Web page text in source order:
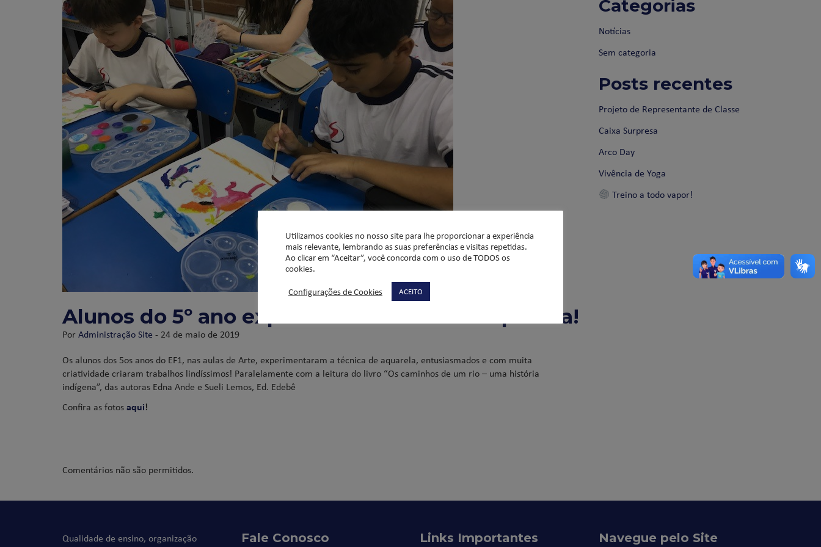
Alunos do 5º ano experimentam técnica aquarela!
PorAdministração Site - 24 de maio de 2019
Os alunos dos 5os anos do EF1, nas aulas de Arte, experimentaram a técnica de aquarela, entusiasmados e com muita
criatividade criaram trabalhos lindíssimos! Paralelamente com a leitura do livro “Os caminhos de um rio – uma história
indígena”, das autoras Edna Ande e Sueli Lemos, Ed. Edebê
Confira as fotosaqui!
Comentários não são permitidos.
Categorias
Notícias
Sem categoria
Posts recentes
Projeto de Representante de Classe
Caixa Surpresa
Arco Day
Vivência de Yoga
Treino a todo vapor!
Qualidade de ensino, organização
Fale Conosco Links Importantes Navegue pelo Site
Utilizamos cookies no nosso site para lhe proporcionar a experiência
mais relevante, lembrando as suas preferências e visitas repetidas.
Ao clicar em “Aceitar”, você concorda com o uso de TODOS os
cookies.
Configurações de Cookies
ACEITO